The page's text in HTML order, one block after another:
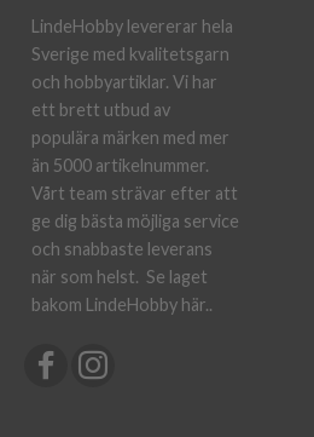
LindeHobby levererar hela
Sverige med kvalitetsgarn
och hobbyartiklar. Vi har
ett brett utbud av
populära märken med mer
än 5000 artikelnummer.
Vårt team strävar efter att
ge dig bästa möjliga service
och snabbaste leverans
när som helst. Se laget
bakom LindeHobby här..